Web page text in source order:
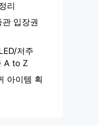
리
입장권
저주
A to Z
아이템 획